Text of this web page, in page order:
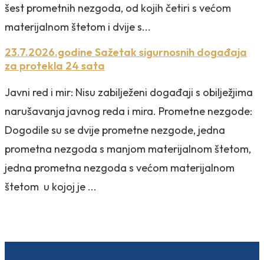
šest prometnih nezgoda, od kojih četiri s većom
materijalnom štetom i dvije s...
23.7.2026.godine Sažetak sigurnosnih događaja
za protekla 24 sata
Javni red i mir: Nisu zabilježeni događaji s obilježjima
narušavanja javnog reda i mira. Prometne nezgode:
Dogodile su se dvije prometne nezgode, jedna
prometna nezgoda s manjom materijalnom štetom,
jedna prometna nezgoda s većom materijalnom
štetom u kojoj je ...